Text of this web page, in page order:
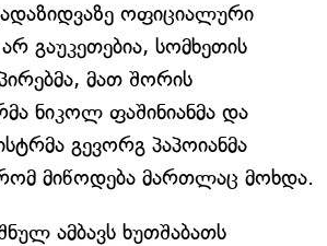
ოფიციალური
გაუკეთებია, სომხეთის
მათ შორის
ნიკოლ ფაშინიანმა და
გევორგ პაპოიანმა
მიწოდება მართლაც მოხდა.
ამბავს ხუთშაბათს